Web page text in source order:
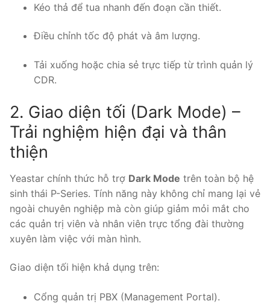
Kéo thả để tua nhanh đến đoạn cần thiết.
Điều chỉnh tốc độ phát và âm lượng.
Tải xuống hoặc chia sẻ trực tiếp từ trình quản lý
CDR.
2. Giao diện tối (Dark Mode) –
Trải nghiệm hiện đại và thân
thiện
Yeastar chính thức hỗ trợ Dark Mode trên toàn bộ hệ
sinh thái P-Series. Tính năng này không chỉ mang lại vẻ
ngoài chuyên nghiệp mà còn giúp giảm mỏi mắt cho
các quản trị viên và nhân viên trực tổng đài thường
xuyên làm việc với màn hình.
Giao diện tối hiện khả dụng trên:
Cổng quản trị PBX (Management Portal).